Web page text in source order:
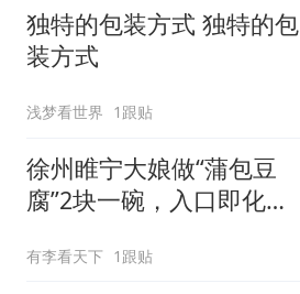
独特的包装方式 独特的包
装方式
浅梦看世界 1跟贴
徐州睢宁大娘做“蒲包豆
腐”2块一碗，入口即化，
有李看天下 1跟贴